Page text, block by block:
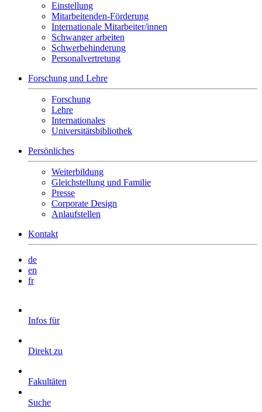
Einstellung
Mitarbeitenden-Förderung
Internationale Mitarbeiter/innen
Schwanger arbeiten
Schwerbehinderung
Personalvertretung
Forschung und Lehre
Forschung
Lehre
Internationales
Universitätsbibliothek
Persönliches
Weiterbildung
Gleichstellung und Familie
Presse
Corporate Design
Anlaufstellen
Kontakt
de
en
fr
Infos für
Direkt zu
Fakultäten
Suche